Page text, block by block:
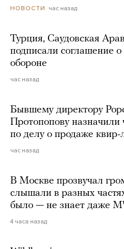
НОВОСТИ час назад
Турция, Саудовская
подписали соглашение
обороне
час назад
Бывшему директору
Протопопову назначили
по делу о продаже квир-
час назад
В Москве прозвучал
слышали в разных
было — не знает даже
4 часа назад